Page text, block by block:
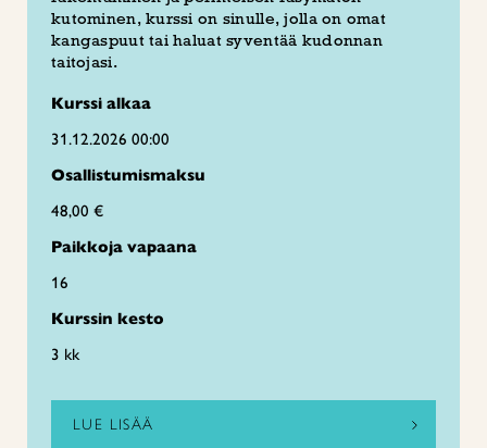
kutominen, kurssi on sinulle, jolla on omat
kangaspuut tai haluat syventää kudonnan
taitojasi.
Kurssi alkaa
31.12.2026 00:00
Osallistumismaksu
48,00 €
Paikkoja vapaana
16
Kurssin kesto
3 kk
LUE LISÄÄ